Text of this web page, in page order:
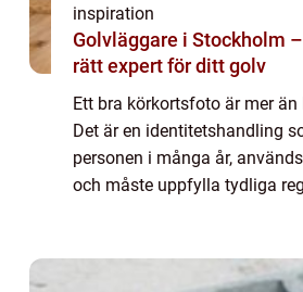
inspiration
Golvläggare i Stockholm
rätt expert för ditt golv
Ett bra körkortsfoto är mer än
Det är en identitetshandling
personen i många år,
och måste uppfylla tydliga